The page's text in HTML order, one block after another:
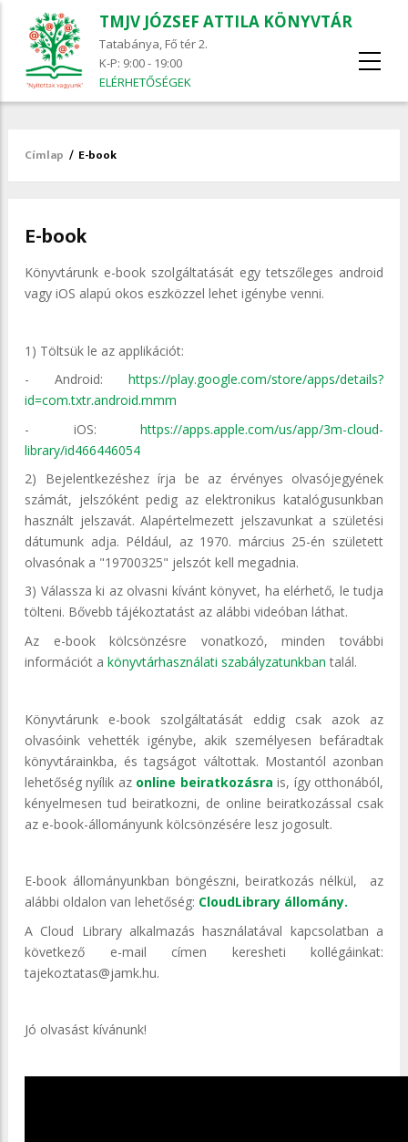
TMJV JÓZSEF ATTILA KÖNYVTÁR
Tatabánya, Fő tér 2.
K-P: 9:00 - 19:00
ELÉRHETŐSÉGEK
Morzsa
Címlap / E-book
E-book
Könyvtárunk e-book szolgáltatását egy tetszőleges android
vagy iOS alapú okos eszközzel lehet igénybe venni.
1) Töltsük le az applikációt:
- Android: https://play.google.com/store/apps/details?
id=com.txtr.android.mmm
- iOS: https://apps.apple.com/us/app/3m-cloud-
library/id466446054
2) Bejelentkezéshez írja be az érvényes olvasójegyének
számát, jelszóként pedig az elektronikus katalógusunkban
használt jelszavát. Alapértelmezett jelszavunkat a születési
dátumunk adja. Például, az 1970. március 25-én született
olvasónak a "19700325" jelszót kell megadnia.
3) Válassza ki az olvasni kívánt könyvet, ha elérhető, le tudja
tölteni. Bővebb tájékoztatást az alábbi videóban láthat.
Az e-book kölcsönzésre vonatkozó, minden további
információt a könyvtárhasználati szabályzatunkban talál.
Könyvtárunk e-book szolgáltatását eddig csak azok az
olvasóink vehették igénybe, akik személyesen befáradtak
könyvtárainkba, és tagságot váltottak. Mostantól azonban
lehetőség nyílik az online beiratkozásra is, így otthonából,
kényelmesen tud beiratkozni, de online beiratkozással csak
az e-book-állományunk kölcsönzésére lesz jogosult.
E-book állományunkban böngészni, beiratkozás nélkül, az
alábbi oldalon van lehetőség: CloudLibrary állomány.
A Cloud Library alkalmazás használatával kapcsolatban a
következő e-mail címen keresheti kollégáinkat:
tajekoztatas@jamk.hu.
Jó olvasást kívánunk!